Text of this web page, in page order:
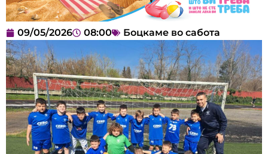
09/05/2026 08:00 Боцкаме во сабота